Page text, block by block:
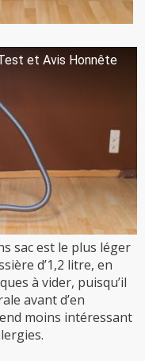
et Avis Honnête
sac est le plus léger
d’1,2 litre, en
à vider, puisqu’il
avant d’en
moins intéressant